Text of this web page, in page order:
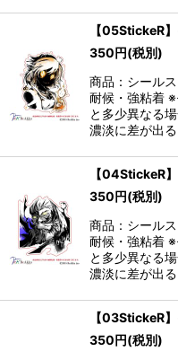
【05StickeR
350円(税別)
商品：シール
耐候・強粘着
と多少異なる
濃淡に差が出
【04StickeR
350円(税別)
商品：シール
耐候・強粘着
と多少異なる
濃淡に差が出
【03StickeR
350円(税別)